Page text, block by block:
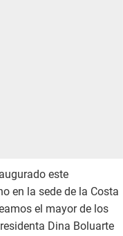
este
en la sede de la Costa
el mayor de los
Dina Boluarte